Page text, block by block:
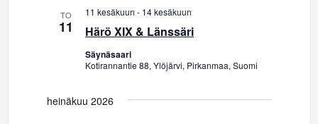
TO
11 Härö XIX & Länssäri
11 kesäkuun - 14 kesäkuun
Säynäsaari
Kotirannantie 88, Ylöjärvi, Pirkanmaa, Suomi
heinäkuu 2026